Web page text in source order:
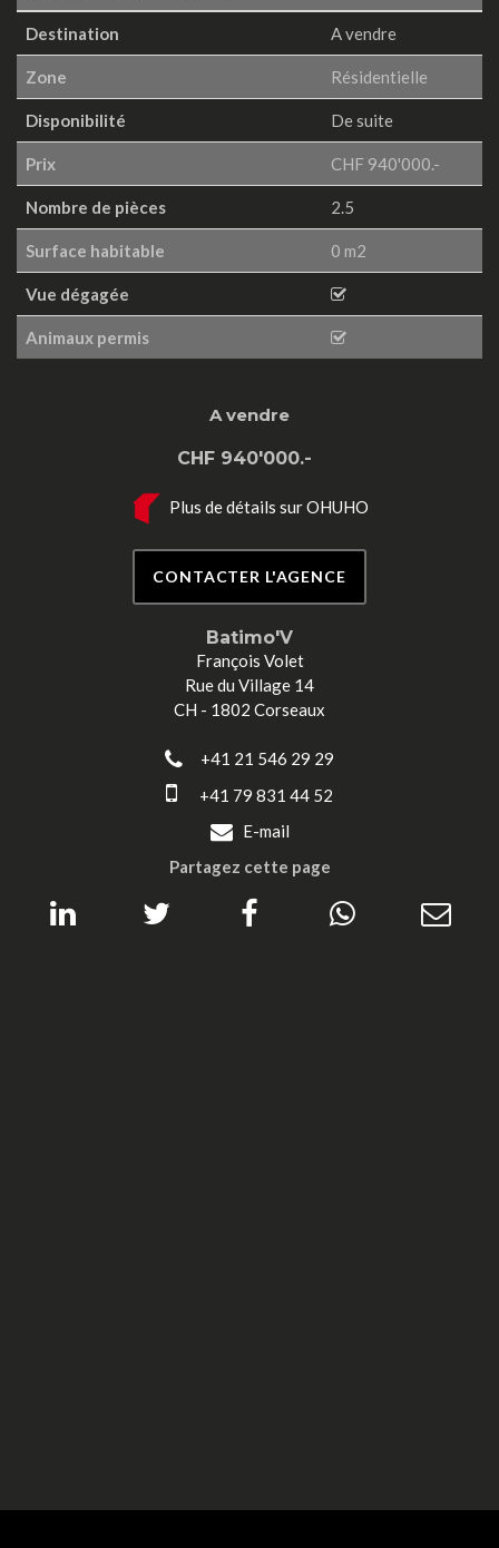
Destination A vendre
Zone Résidentielle
Disponibilité De suite
Prix CHF 940'000.-
Nombre de pièces 2.5
Surface habitable 0 m2
Vue dégagée
Animaux permis
A vendre
CHF 940'000.-
Plus de détails sur OHUHO
CONTACTER L'AGENCE
Batimo'V
François Volet
Rue du Village 14
CH - 1802 Corseaux
+41 21 546 29 29
+41 79 831 44 52
E-mail
Partagez cette page